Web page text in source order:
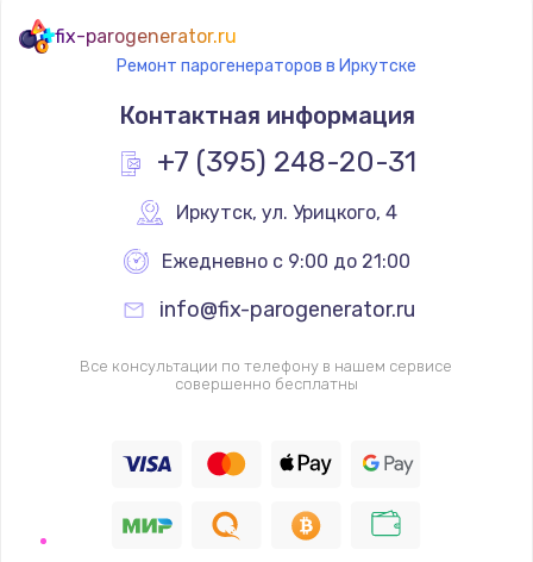
fix-parogenerator.ru
Ремонт парогенераторов в Иркутске
Контактная информация
+7 (395) 248-20-31
Иркутск, ул. Урицкого, 4
Ежедневно с 9:00 до 21:00
info@fix-parogenerator.ru
Все консультации по телефону в нашем сервисе
совершенно бесплатны